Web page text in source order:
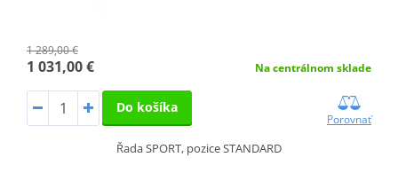
1 289,00 €
1 031,00 € Na centrálnom sklade
Do košíka
Porovnať
Řada SPORT, pozice STANDARD